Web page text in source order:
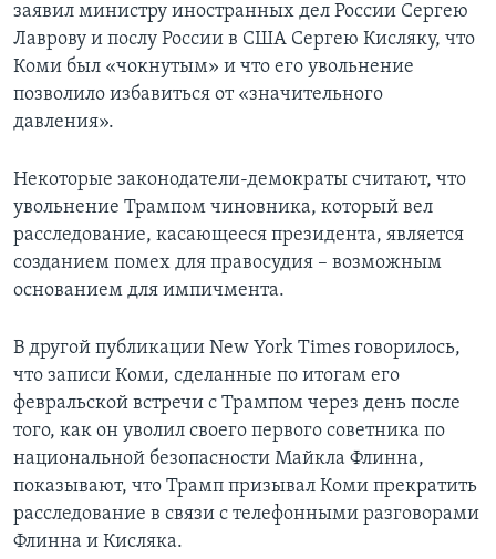
заявил министру иностранных дел России Сергею
Лаврову и послу России в США Сергею Кисляку, что
Коми был «чокнутым» и что его увольнение
позволило избавиться от «значительного
давления».
Некоторые законодатели-демократы считают, что
увольнение Трампом чиновника, который вел
расследование, касающееся президента, является
созданием помех для правосудия – возможным
основанием для импичмента.
В другой публикации New York Times говорилось,
что записи Коми, сделанные по итогам его
февральской встречи с Трампом через день после
того, как он уволил своего первого советника по
национальной безопасности Майкла Флинна,
показывают, что Трамп призывал Коми прекратить
расследование в связи с телефонными разговорами
Флинна и Кисляка.